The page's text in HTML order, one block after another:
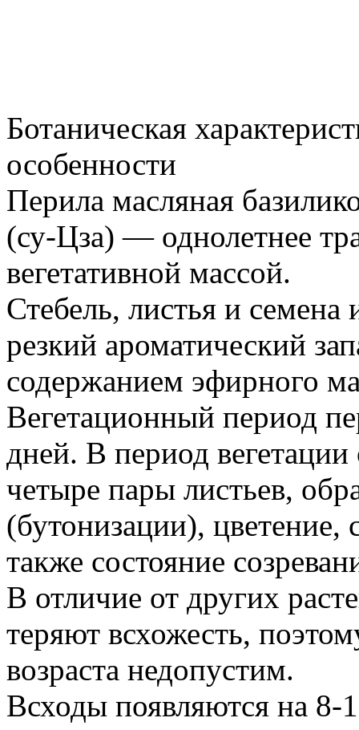
Ботаническая
особенности
Перила масляная
(су-Цза) — однолетнее
вегетативной массой.
Стебель, листья и
резкий ароматический
содержанием эфирного
Вегетационный период
дней. В период
четыре пары листьев,
(бутонизации),
также состояние
В отличие от других
теряют всхожесть,
возраста недопустим.
Всходы появляются на 8-